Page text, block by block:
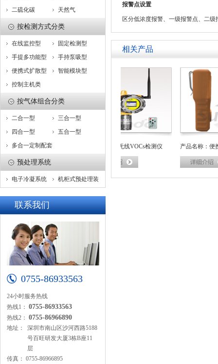
二硫化碳
天然气
按检测方式分类
在线监控型
固定检测型
手提多功能型
手持泵吸型
便携式扩散型
智能模块型
控制主机类
按气体组合分类
二合一型
三合一型
四合一型
五合一型
多合一定制配套
预处理系统
电子冷凝系统
机柜式预处理装
联系我们
0755-86933563
24小时服务热线
热线1： 0755-86933563
热线2： 0755-86966890
地址：
深圳市南山区沙河西路5188
号百旺研发大厦3栋B座11
层
传真： 0755-86966895
报警点设置
区分低浓度报警、一级报警点、二
相关产品
称：VOCs在线监测系统 产品名称：无线VOCs检测仪 产品名称：便携